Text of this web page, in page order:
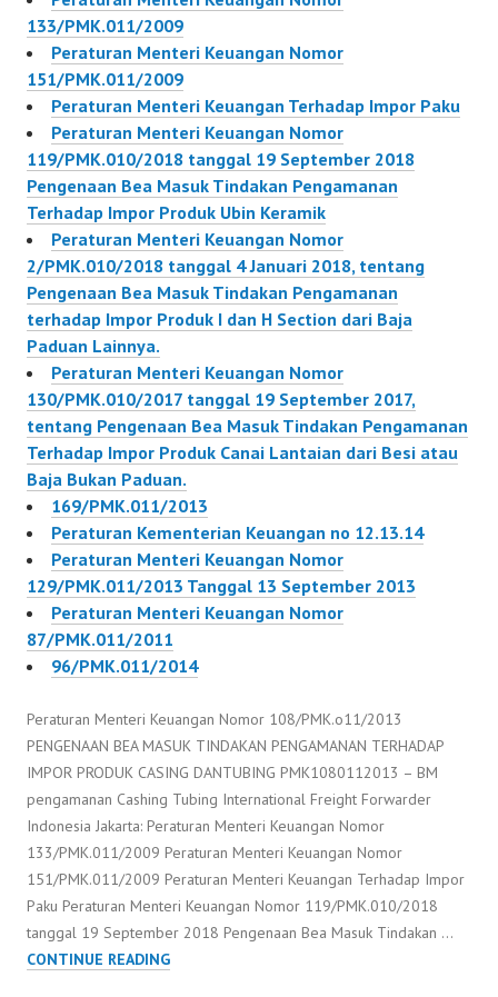
133/PMK.011/2009
Peraturan Menteri Keuangan Nomor
151/PMK.011/2009
Peraturan Menteri Keuangan Terhadap Impor Paku
Peraturan Menteri Keuangan Nomor
119/PMK.010/2018 tanggal 19 September 2018
Pengenaan Bea Masuk Tindakan Pengamanan
Terhadap Impor Produk Ubin Keramik
Peraturan Menteri Keuangan Nomor
2/PMK.010/2018 tanggal 4 Januari 2018, tentang
Pengenaan Bea Masuk Tindakan Pengamanan
terhadap Impor Produk I dan H Section dari Baja
Paduan Lainnya.
Peraturan Menteri Keuangan Nomor
130/PMK.010/2017 tanggal 19 September 2017,
tentang Pengenaan Bea Masuk Tindakan Pengamanan
Terhadap Impor Produk Canai Lantaian dari Besi atau
Baja Bukan Paduan.
169/PMK.011/2013
Peraturan Kementerian Keuangan no 12.13.14
Peraturan Menteri Keuangan Nomor
129/PMK.011/2013 Tanggal 13 September 2013
Peraturan Menteri Keuangan Nomor
87/PMK.011/2011
96/PMK.011/2014
Peraturan Menteri Keuangan Nomor 108/PMK.o11/2013
PENGENAAN BEA MASUK TINDAKAN PENGAMANAN TERHADAP
IMPOR PRODUK CASING DANTUBING PMK1080112013 – BM
pengamanan Cashing Tubing International Freight Forwarder
Indonesia Jakarta: Peraturan Menteri Keuangan Nomor
133/PMK.011/2009 Peraturan Menteri Keuangan Nomor
151/PMK.011/2009 Peraturan Menteri Keuangan Terhadap Impor
Paku Peraturan Menteri Keuangan Nomor 119/PMK.010/2018
tanggal 19 September 2018 Pengenaan Bea Masuk Tindakan …
CONTINUE READINGPERATURAN